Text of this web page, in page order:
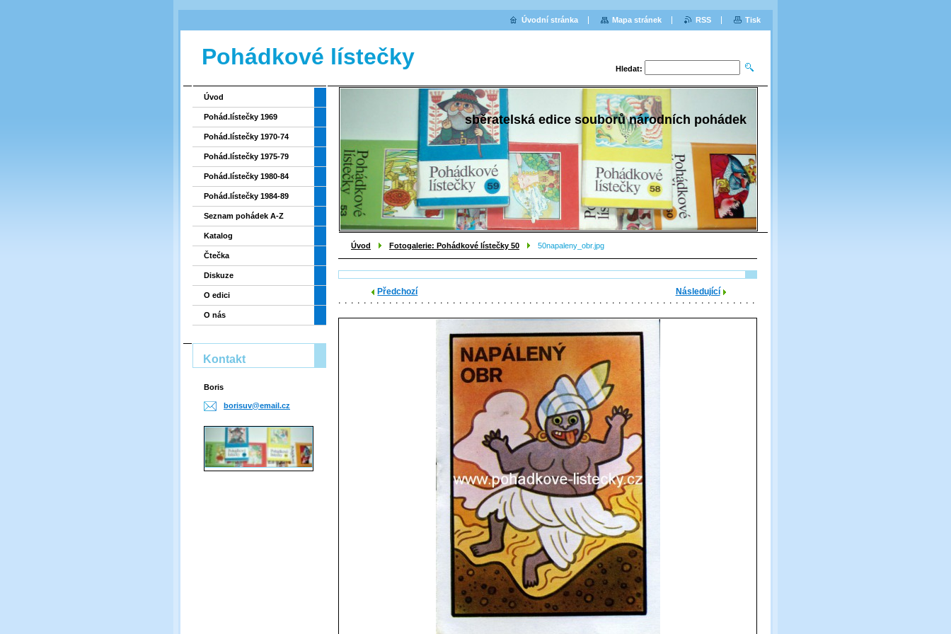
Pohádkové lístečky Hledat:
sběratelská edice souborů národních pohádek
Úvod Fotogalerie: Pohádkové lístečky 50 50napaleny_obr.jpg
Předchozí Následující
Úvod
Pohád.lístečky 1969
Pohád.lístečky 1970-74
Pohád.lístečky 1975-79
Pohád.lístečky 1980-84
Pohád.lístečky 1984-89
Seznam pohádek A-Z
Katalog
Čtečka
Diskuze
O edici
O nás
Kontakt
Boris
borisuv@email.cz
Úvodní stránka Mapa stránek RSS Tisk